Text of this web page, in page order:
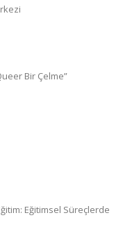
Bir Çelme”
Eğitimsel Süreçlerde